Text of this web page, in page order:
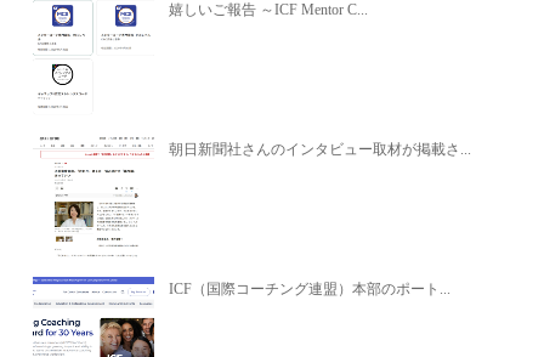
嬉しいご報告 ～ICF Mentor C...
朝日新聞社さんのインタビュー取材が掲載さ...
ICF（国際コーチング連盟）本部のポート...